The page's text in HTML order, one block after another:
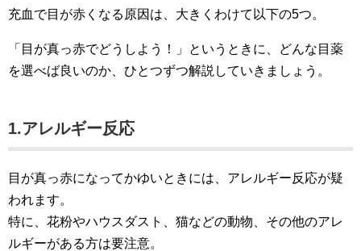
充血で目が赤くなる原因は、大きくわけて以下の5つ。
「目が真っ赤でどうしよう！」というときに、どんな目薬
を選べば良いのか、ひとつずつ解説していきましょう。
1.アレルギー反応
目が真っ赤になってかゆいときには、アレルギー反応が疑
われます。
特に、花粉やハウスダスト、猫などの動物、その他のアレ
ルギーがある方は要注意。